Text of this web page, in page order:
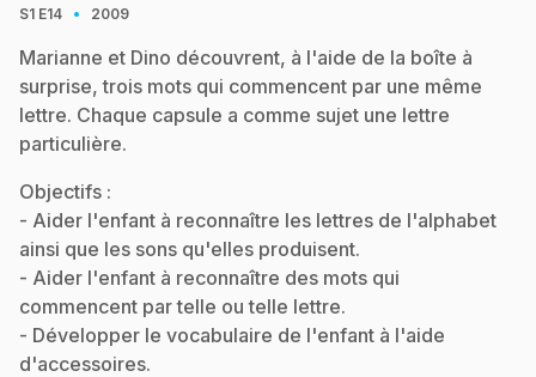
S1 E14 · 2009
Marianne et Dino découvrent, à l'aide de la boîte à
surprise, trois mots qui commencent par une même
lettre. Chaque capsule a comme sujet une lettre
particulière.
Objectifs :
- Aider l'enfant à reconnaître les lettres de l'alphabet
ainsi que les sons qu'elles produisent.
- Aider l'enfant à reconnaître des mots qui
commencent par telle ou telle lettre.
- Développer le vocabulaire de l'enfant à l'aide
d'accessoires.